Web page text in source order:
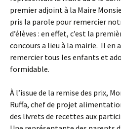
premier adjoint à la Maire
pris la parole pour remercier
d’élèves : en effet, c’est la
concours a lieu à la mairie. Il
remercier tous les enfants et
formidable.
À l’issue de la remise des prix,
Ruffa, chef de projet
des livrets de recettes aux